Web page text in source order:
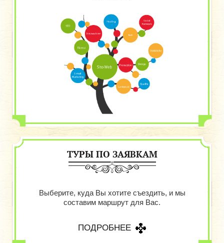
ТУРЫ ПО ЗАЯВКАМ
Выберите, куда Вы хотите съездить, и мы
составим маршрут для Вас.
ПОДРОБНЕЕ